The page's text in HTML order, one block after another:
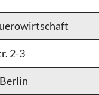
2-3